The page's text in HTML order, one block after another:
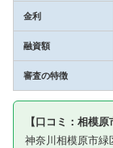
金利
融資額
審査の特徴
【口コミ：相模
神奈川相模原市緑